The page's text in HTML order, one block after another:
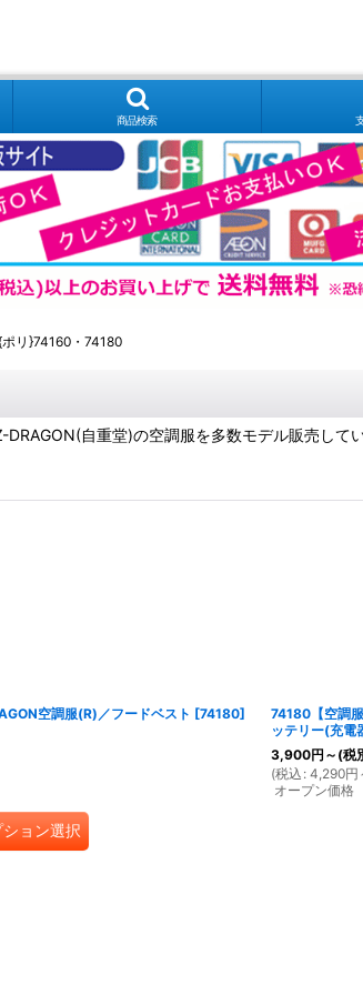
商品検索
リ}74160・74180
自重堂)の空調服を多数モデル販売してい
空調服(R)／フードベスト [74180]
ョン選択
74180【空調
ッテリー(充電
3,900円 ～ (税
(税込 : 4,290円
オープン価格